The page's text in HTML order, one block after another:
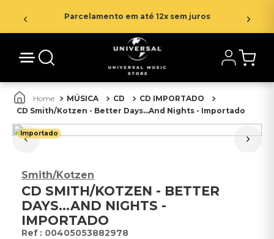
Parcelamento em até 12x sem juros
MÚSICA CD
CD IMPORTADO
CD Smith/Kotzen - Better Days...And Nights - Importado
Importado
Smith/Kotzen
CD SMITH/KOTZEN - BETTER
DAYS...AND NIGHTS -
IMPORTADO
: 00405053882978